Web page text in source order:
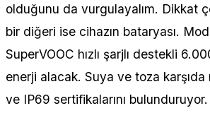
olduğunu da vurgulayalım. Dikkat
bir diğeri ise cihazın bataryası.
SuperVOOC hızlı şarjlı destekli
enerji alacak. Suya ve toza
ve IP69 sertifikalarını